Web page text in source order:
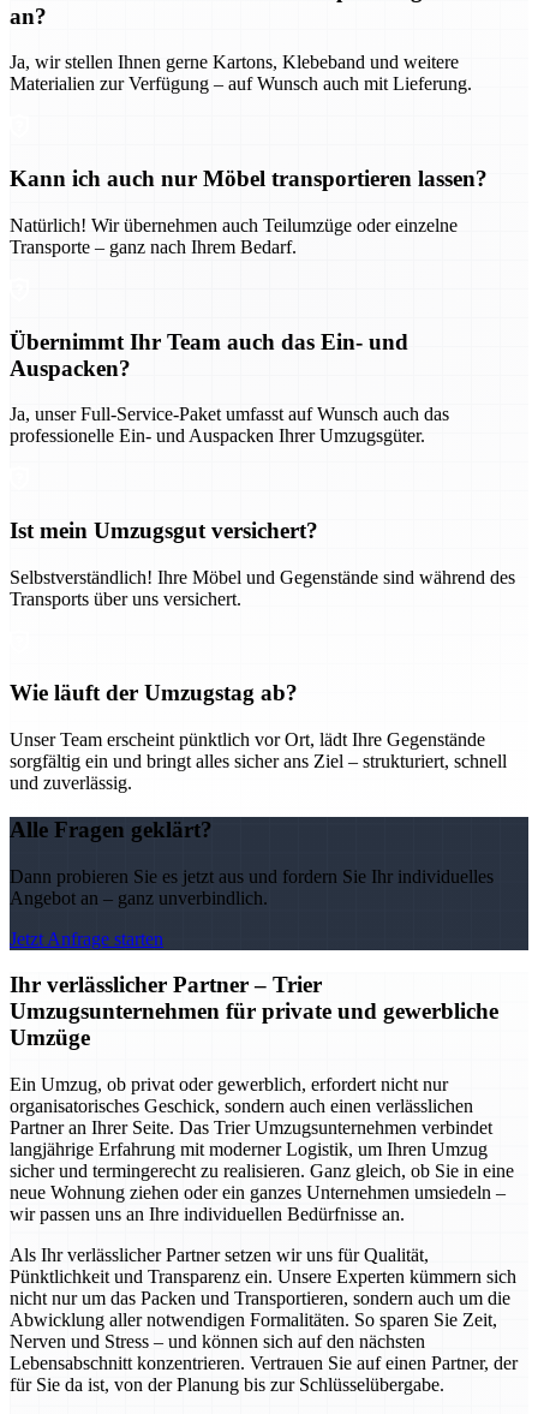
an?
Ja, wir stellen Ihnen gerne Kartons, Klebeband und weitere
Materialien zur Verfügung – auf Wunsch auch mit Lieferung.
Kann ich auch nur Möbel transportieren lassen?
Natürlich! Wir übernehmen auch Teilumzüge oder einzelne
Transporte – ganz nach Ihrem Bedarf.
Übernimmt Ihr Team auch das Ein- und
Auspacken?
Ja, unser Full-Service-Paket umfasst auf Wunsch auch das
professionelle Ein- und Auspacken Ihrer Umzugsgüter.
Ist mein Umzugsgut versichert?
Selbstverständlich! Ihre Möbel und Gegenstände sind während des
Transports über uns versichert.
Wie läuft der Umzugstag ab?
Unser Team erscheint pünktlich vor Ort, lädt Ihre Gegenstände
sorgfältig ein und bringt alles sicher ans Ziel – strukturiert, schnell
und zuverlässig.
Alle Fragen geklärt?
Dann probieren Sie es jetzt aus und fordern Sie Ihr individuelles
Angebot an – ganz unverbindlich.
Jetzt Anfrage starten
Ihr verlässlicher Partner – Trier
Umzugsunternehmen für private und gewerbliche
Umzüge
Ein Umzug, ob privat oder gewerblich, erfordert nicht nur
organisatorisches Geschick, sondern auch einen verlässlichen
Partner an Ihrer Seite. Das Trier Umzugsunternehmen verbindet
langjährige Erfahrung mit moderner Logistik, um Ihren Umzug
sicher und termingerecht zu realisieren. Ganz gleich, ob Sie in eine
neue Wohnung ziehen oder ein ganzes Unternehmen umsiedeln –
wir passen uns an Ihre individuellen Bedürfnisse an.
Als Ihr verlässlicher Partner setzen wir uns für Qualität,
Pünktlichkeit und Transparenz ein. Unsere Experten kümmern sich
nicht nur um das Packen und Transportieren, sondern auch um die
Abwicklung aller notwendigen Formalitäten. So sparen Sie Zeit,
Nerven und Stress – und können sich auf den nächsten
Lebensabschnitt konzentrieren. Vertrauen Sie auf einen Partner, der
für Sie da ist, von der Planung bis zur Schlüsselübergabe.